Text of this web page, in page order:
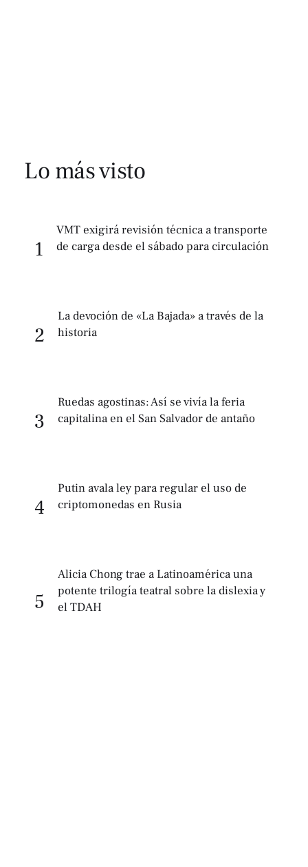
Lo más visto
1
VMT exigirá revisión técnica a transporte
de carga desde el sábado para circulación
2
La devoción de «La Bajada» a través de la
historia
3
Ruedas agostinas: Así se vivía la feria
capitalina en el San Salvador de antaño
4
Putin avala ley para regular el uso de
criptomonedas en Rusia
5
Alicia Chong trae a Latinoamérica una
potente trilogía teatral sobre la dislexia y
el TDAH